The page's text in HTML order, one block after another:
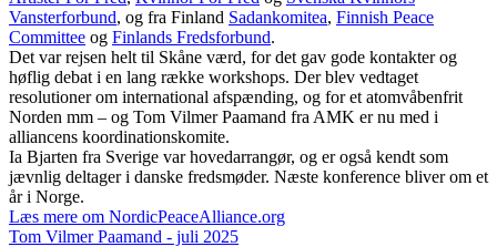
Vansterforbund, og fra Finland Sadankomitea, Finnish Peace
Committee og Finlands Fredsforbund.
Det var rejsen helt til Skåne værd, for det gav gode kontakter og
høflig debat i en lang række workshops. Der blev vedtaget
resolutioner om international afspænding, og for et atomvåbenfrit
Norden mm – og Tom Vilmer Paamand fra AMK er nu med i
alliancens koordinationskomite.
Ia Bjarten fra Sverige var hovedarrangør, og er også kendt som
jævnlig deltager i danske fredsmøder. Næste konference bliver om et
år i Norge.
Læs mere om NordicPeaceAlliance.org
Tom Vilmer Paamand - juli 2025